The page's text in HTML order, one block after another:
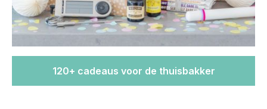
120+ cadeaus voor de thuisbakker